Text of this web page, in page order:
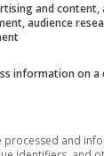
πολύand content,
audience
information on a
processed and